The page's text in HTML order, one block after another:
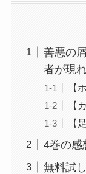
善悪の
者が現
【
【
【
4巻の感
無料試